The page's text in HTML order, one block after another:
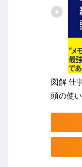
図解 仕
頭の使